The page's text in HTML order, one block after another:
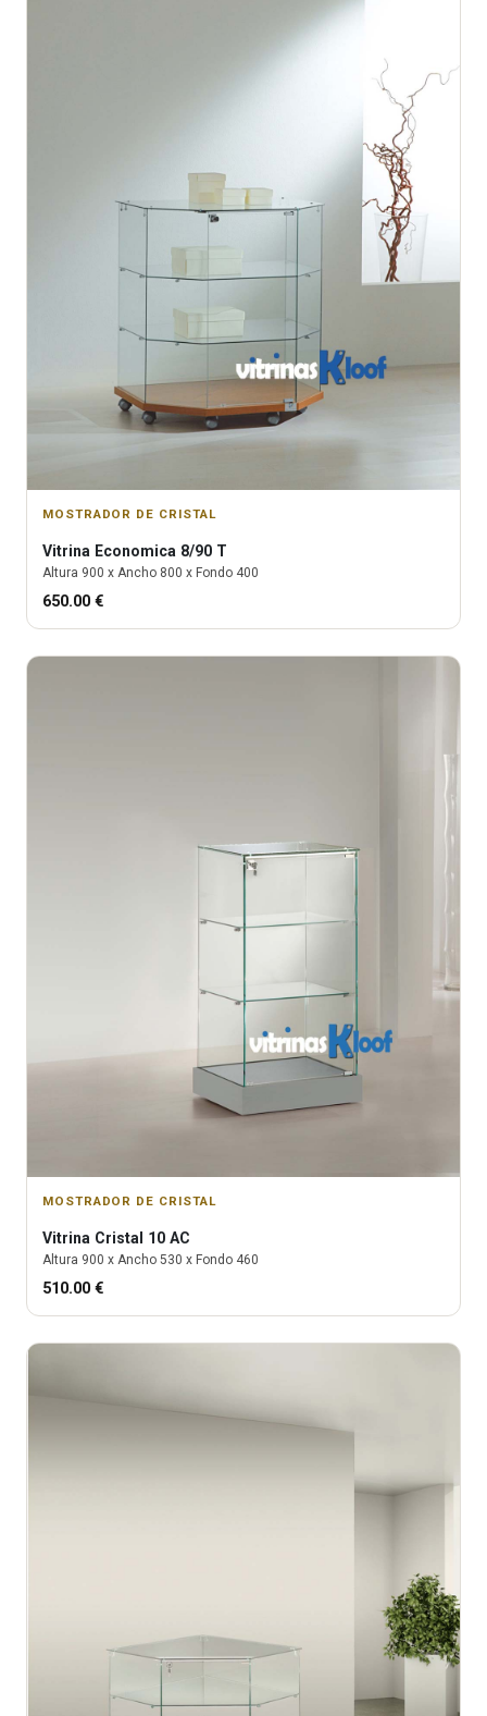
MOSTRADOR DE CRISTAL
Vitrina Economica 8/90 T
Altura 900 x Ancho 800 x Fondo 400
650.00 €
MOSTRADOR DE CRISTAL
Vitrina Cristal 10 AC
Altura 900 x Ancho 530 x Fondo 460
510.00 €